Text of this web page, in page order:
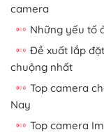
camera
Những yếu tố
Đề xuất lắp
chuộng nhất
Top camera
Nay
Top camera